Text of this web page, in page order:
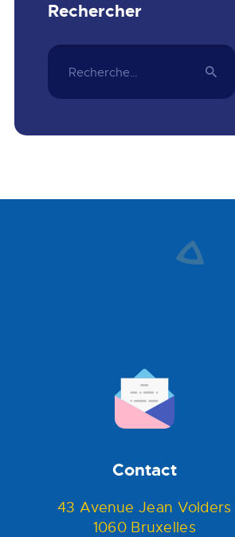
Rechercher
Rechercher :
Contact
43 Avenue Jean Volders
1060 Bruxelles